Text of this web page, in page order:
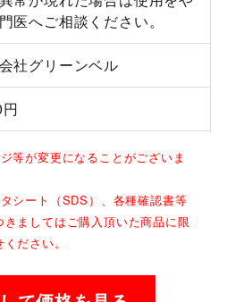
医へご相談ください。
社グリーンベル
等が変更になることがございま
シート（SDS）、各種確認書等
ましてはご購入頂いた商品に限
ださい。